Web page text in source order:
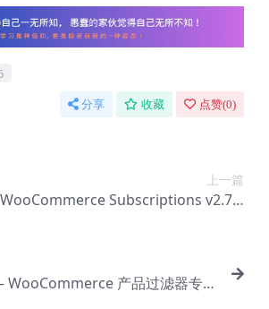
分享 收藏 点赞(0)
上一篇
Subscriptions v2.7.0
WooCommerce 产品过滤器专业